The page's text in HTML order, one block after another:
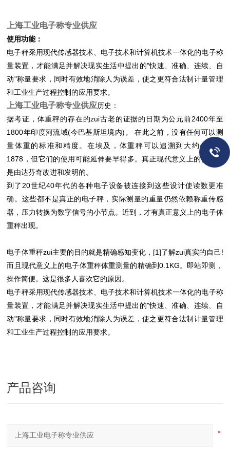
上海工业电子称专业供应
使用功能：
电子秤采用现代传感器技术、电子技术和计算机技术一体化的电子称
量装置，才能满足并解决现实生活中提出的"快速、准确、连续、自
动"称量要求，同时有效地消除人为误差，使之更符合法制计量管理
和工业生产过程控制的应用要求。
上海工业电子称专业供应历史：
据考证，体重秤的存在的zui古老的证据的日期为公元前2400年至
1800年印度河流域(今巴基斯坦境内)。 在此之前，没有任何可以测
量体重的标准和精度。在埃及，体重秤可以追溯到大约公元前
1878，但它们的使用可能延伸要早得多。真正现代意义上的体重秤
是由达芬奇改进和发明的。
到了20世纪40年代的各种电子设备被连接到这些设计使读数更准
确。这些都不是真正的电子秤，实际测量的重量仍然依赖称重传感
器，压力转换为数字信号的小节点。近到，才有真正意义上的电子体
重秤出现。
电子体重秤zui主要的目的就是精确感知变化，[1]了解zui真实的自己!
而且现代意义上的电子体重秤体重测量的精确到0.1KG。即站即测，
操作简便。这是很多人喜欢它的原因。
电子秤采用现代传感器技术、电子技术和计算机技术一体化的电子称
量装置，才能满足并解决现实生活中提出的"快速、准确、连续、自
动"称量要求，同时有效地消除人为误差，使之更符合法制计量管理
和工业生产过程控制的应用要求。
产品咨询